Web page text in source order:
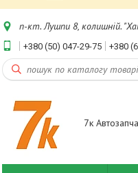
п-кт. Лушпи 8, колишній.
+380 (50) 047-29-75 +380
7к